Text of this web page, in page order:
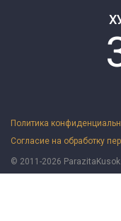
Политика
Согласие на обработку
© 2011-2026